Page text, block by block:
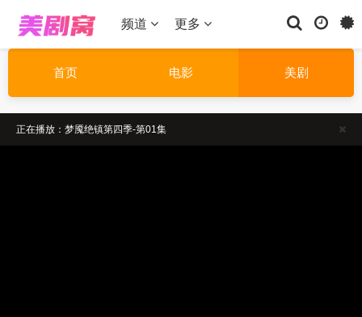
频道 更多
首页 电影 美剧
正在播放：梦魇绝镇第四季-第01集